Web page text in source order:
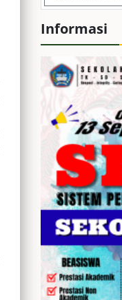
Informasi